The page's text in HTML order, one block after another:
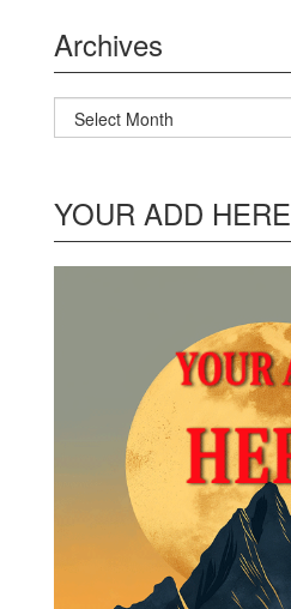
Archives
Archives
YOUR ADD HERE